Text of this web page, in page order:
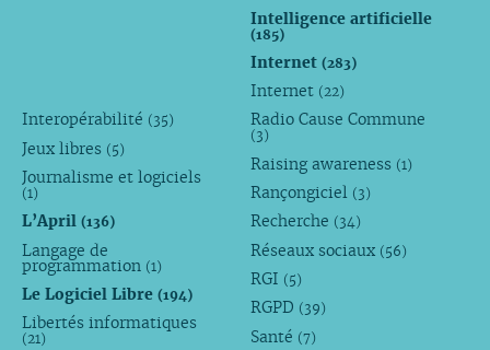
Intelligence artificielle
(185)
Internet(283)
Internet (22)
Interopérabilité (35)
Jeux libres (5)
Journalisme et logiciels
(1)
L’April (136)
Langage de
programmation (1)
Le Logiciel Libre (194)
Libertés informatiques
(21)
Radio Cause Commune
(3)
Raising awareness (1)
Rançongiciel (3)
Recherche (34)
Réseaux sociaux (56)
RGI (5)
RGPD (39)
Santé (7)